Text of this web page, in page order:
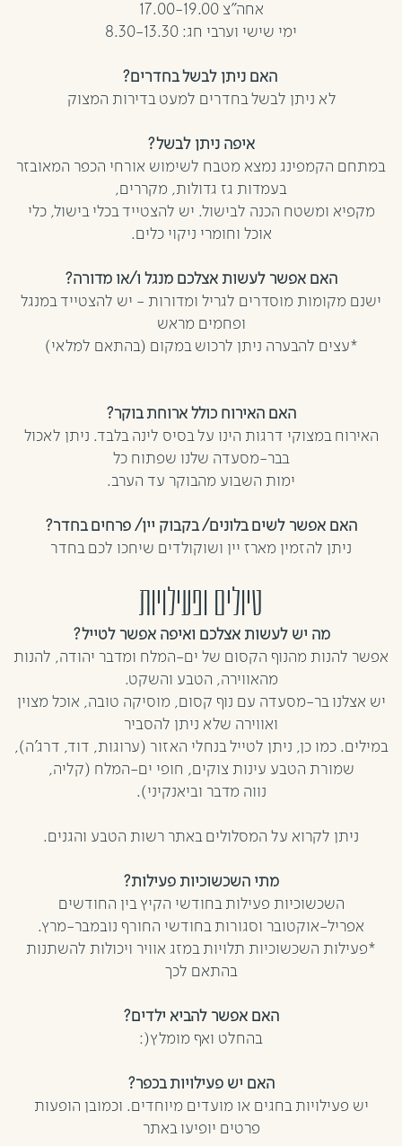
אחה”צ 17.00-19.00
ימי שישי וערבי חג: 8.30-13.30
האם ניתן לבשל בחדרים?
לא ניתן לבשל בחדרים למעט בדירות המצוק
איפה ניתן לבשל?
במתחם הקמפינג נמצא מטבח לשימוש אורחי הכפר המאובזר
בעמדות גז גדולות, מקררים,
מקפיא ומשטח הכנה לבישול. יש להצטייד בכלי בישול, כלי
אוכל וחומרי ניקוי כלים.
האם אפשר לעשות אצלכם מנגל ו/או מדורה?
ישנם מקומות מוסדרים לגריל ומדורות - יש להצטייד במנגל
ופחמים מראש
*עצים להבערה ניתן לרכוש במקום (בהתאם למלאי)
האם האירוח כולל ארוחת בוקר?
האירוח במצוקי דרגות הינו על בסיס לינה בלבד. ניתן לאכול
בבר-מסעדה שלנו שפתוח כל
ימות השבוע מהבוקר עד הערב.
האם אפשר לשים בלונים/ בקבוק יין/ פרחים בחדר?
ניתן להזמין מארז יין ושוקולדים שיחכו לכם בחדר
טיולים ופעילויות
מה יש לעשות אצלכם ואיפה אפשר לטייל?
אפשר להנות מהנוף הקסום של ים-המלח ומדבר יהודה, להנות
מהאווירה, הטבע והשקט.
יש אצלנו בר-מסעדה עם נוף קסום, מוסיקה טובה, אוכל מצוין
ואווירה שלא ניתן להסביר
במילים. כמו כן, ניתן לטייל בנחלי האזור (ערוגות, דוד, דרג’ה),
שמורת הטבע עינות צוקים, חופי ים-המלח (קליה,
נווה מדבר וביאנקיני).
ניתן לקרוא על המסלולים באתר רשות הטבע והגנים.
מתי השכשוכיות פעילות?
השכשוכיות פעילות בחודשי הקיץ בין החודשים
אפריל-אוקטובר וסגורות בחודשי החורף נובמבר-מרץ.
*פעילות השכשוכיות תלויות במזג אוויר ויכולות להשתנות
בהתאם לכך
האם אפשר להביא ילדים?
בהחלט ואף מומלץ(:
האם יש פעילויות בכפר?
יש פעילויות בחגים או מועדים מיוחדים. וכמובן הופעות
פרטים יופיעו באתר